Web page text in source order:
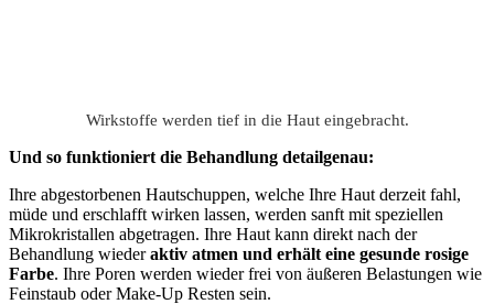
Wirkstoffe werden tief in die Haut eingebracht.
Und so funktioniert die Behandlung detailgenau:
Ihre abgestorbenen Hautschuppen, welche Ihre Haut derzeit fahl,
müde und erschlafft wirken lassen, werden sanft mit speziellen
Mikrokristallen abgetragen. Ihre Haut kann direkt nach der
Behandlung wiederaktiv atmen und erhält eine gesunde rosige
Farbe. Ihre Poren werden wieder frei von äußeren Belastungen wie
Feinstaub oder Make-Up Resten sein.